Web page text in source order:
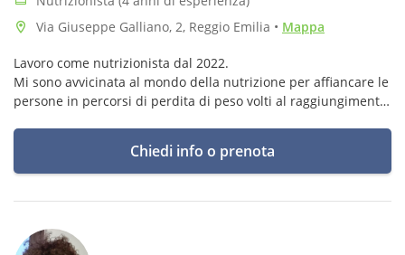
Via Giuseppe Galliano, 2, Reggio Emilia • Mappa
Lavoro come nutrizionista dal 2022.
Mi sono avvicinata al mondo della nutrizione per affiancare le
persone in percorsi di perdita di peso volti al raggiungimento
Chiedi info o prenota